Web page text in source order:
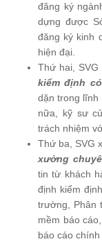
đăng ký
dựng được
đăng ký kinh
hiện đại.
Thứ hai,
kiểm định
dặn trong lĩnh
nữa, kỹ sư
trách nhiệm
Thứ ba, SVG
xưởng
tin từ khách
định kiểm
trường, Phân
mềm báo
báo cáo